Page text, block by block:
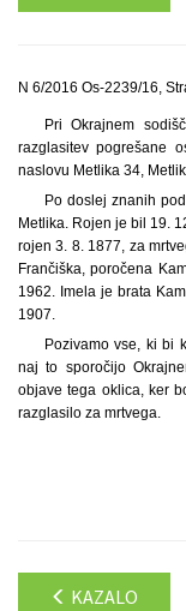
N 6/2016 Os-2239/16,
Pri Okrajnem
razglasitev pogrešane
naslovu Metlika 34,
Po doslej znanih
Metlika. Rojen je bil 19.
rojen 3. 8. 1877, za
Frančiška, poročena
1962. Imela je brata
1907.
Pozivamo vse, ki bi
naj to sporočijo
objave tega oklica, ker
razglasilo za mrtvega.
KAZALO